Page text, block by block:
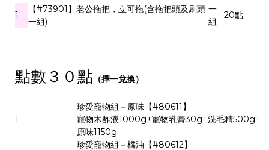
1
【#73901】老公拖把，立可拖(含拖把頭及刷頭
一組)
一
組
20點
點數３０點 （擇一兌換）
1
珍愛寵物組－原味【#80611】
寵物木酢液1000g+寵物乳膏30g+洗毛精500g+
原味1150g
珍愛寵物組－橘油【#80612】